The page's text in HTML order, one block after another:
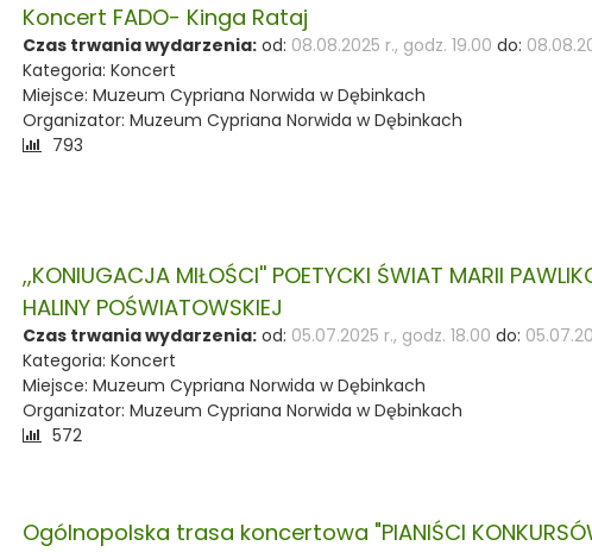
Koncert FADO- Kinga Rataj
Czas trwania wydarzenia: od: 08.08.2025 r., godz. 19.00 do:
Kategoria: Koncert
Miejsce: Muzeum Cypriana Norwida w Dębinkach
Organizator: Muzeum Cypriana Norwida w Dębinkach
Liczba
793
,,KONIUGACJA MIŁOŚCI'' POETYCKI ŚWIAT MARII
HALINY POŚWIATOWSKIEJ
Czas trwania wydarzenia: od: 05.07.2025 r., godz. 18.00 do:
Kategoria: Koncert
Miejsce: Muzeum Cypriana Norwida w Dębinkach
Organizator: Muzeum Cypriana Norwida w Dębinkach
Liczba
572
Ogólnopolska trasa koncertowa "PIANIŚCI